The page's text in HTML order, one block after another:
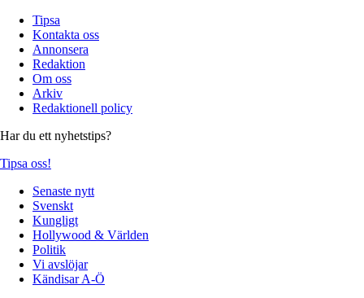
Tipsa
Kontakta oss
Annonsera
Redaktion
Om oss
Arkiv
Redaktionell policy
Har du ett nyhetstips?
Tipsa oss!
Senaste nytt
Svenskt
Kungligt
Hollywood & Världen
Politik
Vi avslöjar
Kändisar A-Ö